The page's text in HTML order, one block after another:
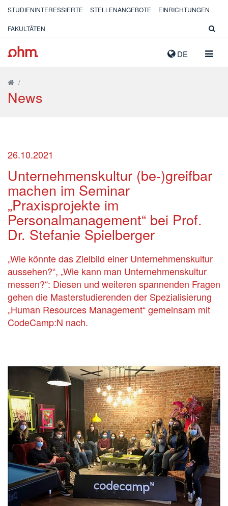
DE
STUDIENINTERESSIERTE STELLENANGEBOTE EINRICHTUNGEN
FAKULTÄTEN
/
News
26.10.2021
Unternehmenskultur (be-)greifbar
machen im Seminar
„Praxisprojekte im
Personalmanagement“ bei Prof.
Dr. Stefanie Spielberger
„Wie könnte das Zielbild einer Unternehmenskultur
aussehen?“, „Wie kann man Unternehmenskultur
messen?“: Diesen und weiteren spannenden Fragen
gehen die Masterstudierenden der Spezialisierung
„Human Resources Management“ gemeinsam mit
CodeCamp:N nach.